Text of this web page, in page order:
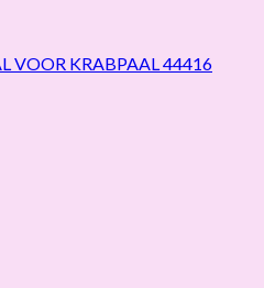
VOOR KRABPAAL 44416